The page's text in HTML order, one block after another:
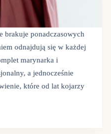
brakuje ponadczasowych
odnajdują się w każdej
marynarka i
a jednocześnie
które od lat kojarzy